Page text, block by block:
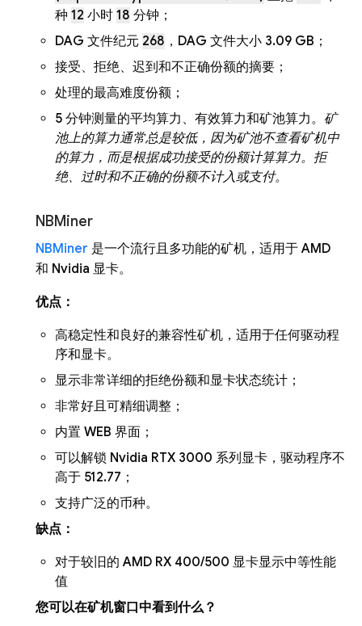
种 12 小时 18 分钟；
DAG 文件纪元 268 ，DAG 文件大小 3.09 GB；
接受、拒绝、迟到和不正确份额的摘要；
处理的最高难度份额；
5 分钟测量的平均算力、有效算力和矿池算力。 矿
池上的算力通常总是较低，因为矿池不查看矿机中
的算力，而是根据成功接受的份额计算算力。拒
绝、过时和不正确的份额不计入或支付。
NBMiner
NBMiner 是一个流行且多功能的矿机，适用于 AMD
和 Nvidia 显卡。
优点：
高稳定性和良好的兼容性矿机，适用于任何驱动程
序和显卡。
显示非常详细的拒绝份额和显卡状态统计；
非常好且可精细调整；
内置 WEB 界面；
可以解锁 Nvidia RTX 3000 系列显卡，驱动程序不
高于 512.77；
支持广泛的币种。
缺点：
对于较旧的 AMD RX 400/500 显卡显示中等性能
值
您可以在矿机窗口中看到什么？